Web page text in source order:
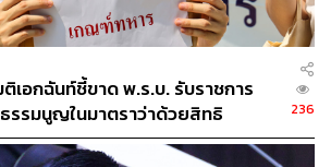
อกฉันท์ชี้ขาด พ.ร.บ. รับราชการ
รรมนูญในมาตราว่าด้วยสิทธิ
236